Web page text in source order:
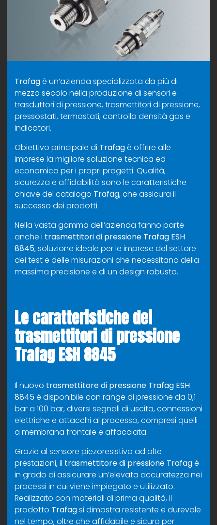
Trafagè un’azienda specializzata da più di
mezzo secolo nella produzione di sensori e
trasduttori di pressione, trasmettitori di pressione,
pressostati, termostati, controllo densità gas e
indicatori.
Obiettivo principale di Trafagè offrire alle
imprese la migliore soluzione tecnica ed
economica per i propri progetti. Qualità,
sicurezza e affidabilità sono le caratteristiche
chiave del catalogo Trafag, che assicura il
successo dei prodotti.
Nella vasta gamma dell’azienda fanno parte
anche i trasmettitori di pressione Trafag ESH
8845, soluzione ideale per le imprese del settore
dei test e delle misurazioni che necessitano della
massima precisione e di un design robusto.
Le caratteristiche dei
trasmettitori di pressione
Trafag ESH 8845
Il nuovo trasmettitore di pressione Trafag ESH
8845è disponibile con range di pressione da 0,1
bar a 100 bar, diversi segnali di uscita, connessioni
elettriche e attacchi al processo, compresi quelli
a membrana frontale e affacciata.
Grazie al sensore piezoresistivo ad alte
prestazioni, il trasmettitore di pressione Trafagè
in grado di assicurare un’elevata accuratezza nei
processi in cui viene impiegato e utilizzato.
Realizzato con materiali di prima qualità, il
prodotto Trafagsi dimostra resistente e durevole
nel tempo, oltre che affidabile e sicuro per